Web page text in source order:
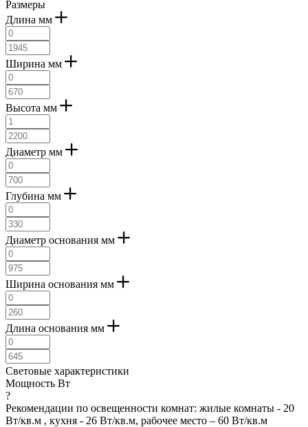
серебряный (
серебряный состаренный (
серый (
хром (36
черно-белый (
черный (
шампань (
коричневый античный (
ржавый (
1
хромовый (
стальной (
1
золотистый (
коричн (
светло-коричн (
Размеры
Длина мм
Ширина мм
Высота мм
Диаметр мм
Глубина мм
Диаметр основания мм
Ширина основания мм
Длина основания мм
Световые характеристики
Мощность Вт
?
Рекомендации по освещенности комнат: жилые комнаты - 20
Вт/кв.м , кухня - 26 Вт/кв.м, рабочее место – 60 Вт/кв.м